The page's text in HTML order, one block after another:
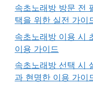
속초노래방 방문 전
택을 위한 실전 가이
속초노래방 이용 시
이용 가이드
속초노래방 선택 시
과 현명한 이용 가이